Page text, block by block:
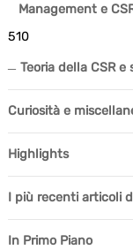
Management e
510
Teoria della CSR
Curiosità e
Highlights
I più recenti articoli
In Primo Piano